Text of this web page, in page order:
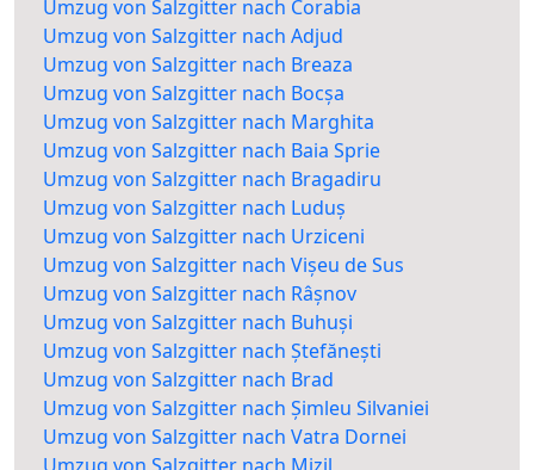
Umzug von Salzgitter nach Corabia
Umzug von Salzgitter nach Adjud
Umzug von Salzgitter nach Breaza
Umzug von Salzgitter nach Bocșa
Umzug von Salzgitter nach Marghita
Umzug von Salzgitter nach Baia Sprie
Umzug von Salzgitter nach Bragadiru
Umzug von Salzgitter nach Luduș
Umzug von Salzgitter nach Urziceni
Umzug von Salzgitter nach Vișeu de Sus
Umzug von Salzgitter nach Râșnov
Umzug von Salzgitter nach Buhuși
Umzug von Salzgitter nach Ștefănești
Umzug von Salzgitter nach Brad
Umzug von Salzgitter nach Șimleu Silvaniei
Umzug von Salzgitter nach Vatra Dornei